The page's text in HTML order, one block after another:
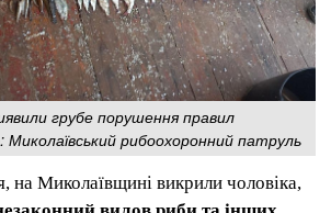
грубе порушення правил
рибоохоронний патруль
на Миколаївщині викрили чоловіка,